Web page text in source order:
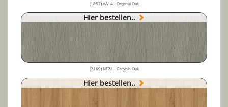
(1857) AA14 - Original Oak
Hier bestellen..
(2169) NF28 - Greyish Oak
Hier bestellen..